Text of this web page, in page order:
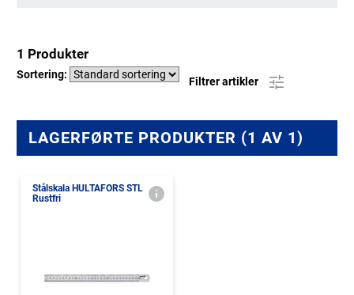
1 Produkter
Sortering:
Filtrer artikler
LAGERFØRTE PRODUKTER (1 AV 1)
Stålskala HULTAFORS STL
Rustfri